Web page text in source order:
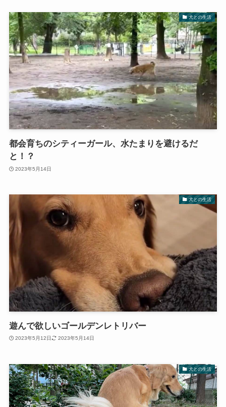
犬との生活
都会育ちのシティーガール、水たまりを避けるだ
と！？
2023年5月14日
犬との生活
遊んで欲しいゴールデンレトリバー
2023年5月12日 2023年5月14日
犬との生活